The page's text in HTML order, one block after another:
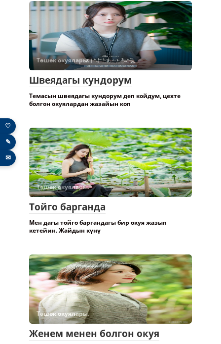
Төшөк окуялары.
Швеядагы кундорум
Темасын швеядагы кундорум деп койдум, цехте
болгон окуялардан жазайын коп
Төшөк окуялары.
Тойго барганда
Мен дагы тойго баргандагы бир окуя жазып
кетейин. Жайдын күнү
Төшөк окуялары.
Женем менен болгон окуя
♡
✎
✉